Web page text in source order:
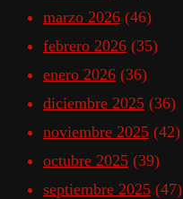
marzo 2026 (46)
febrero 2026 (35)
enero 2026 (36)
diciembre 2025 (36)
noviembre 2025 (42)
octubre 2025 (39)
septiembre 2025 (47)